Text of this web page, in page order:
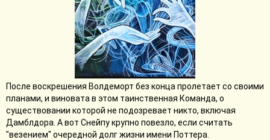
После воскрешения Волдеморт без конца пролетает со своими
планами, и виновата в этом таинственная Команда, о
существовании которой не подозревает никто, включая
Дамблдора. А вот Снейпу крупно повезло, если считать
"везением" очередной долг жизни имени Поттера.